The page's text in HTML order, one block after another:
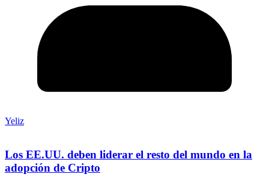
Yeliz
Los EE.UU. deben liderar el resto del mundo en la
adopción de Cripto